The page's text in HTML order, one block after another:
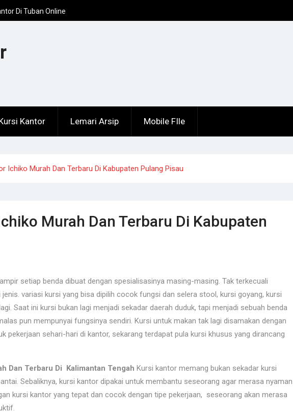
Di Tuban Online
Offline
Kantor Lemari Arsip Mobile FIle
Ichiko Murah Dan Terbaru Di Kabupaten Pulang Pisau
Murah Dan Terbaru Di Kabupaten
setiap benda dibuat dengan spesialisasinya masing-masing. Tak terkecuali
variasi kursi yang bisa dipilih cocok fungsi dan selera stool, kursi goyang, kursi
Saat ini kursi bukan lagi menjadi sekadar daerah duduk, tapi menjadi sebuah benda
pun mempunyai fungsinya sendiri. Kursi untuk makan tak lagi disamakan dengan
pekerjaan sehari-hari di kantor, sekarang terdapat pula kursi khusus yang dirancang
Dan Terbaru Di Kalimantan Tengah Kursi kantor memang bukan sekadar kursi
Sebaliknya, kursi kantor dipakai untuk membantu seseorang agar merasa nyaman
kursi kantor yang tepat dan cocok dengan tipe pekerjaan, seseorang akan merasa